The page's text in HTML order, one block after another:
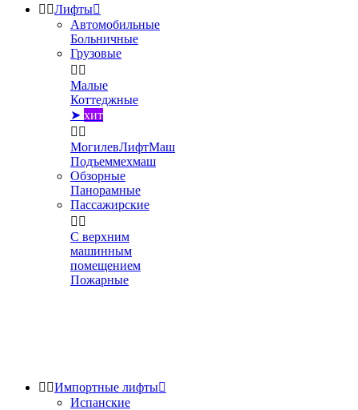
 Лифты
Автомобильные
Больничные
Грузовые
 
Малые
Коттеджные
➤ хит
 
МогилевЛифтМаш
Подъеммехмаш
Обзорные
Панорамные
Пассажирские
 
С верхним
машинным
помещением
Пожарные
 Импортные лифты
Испанские